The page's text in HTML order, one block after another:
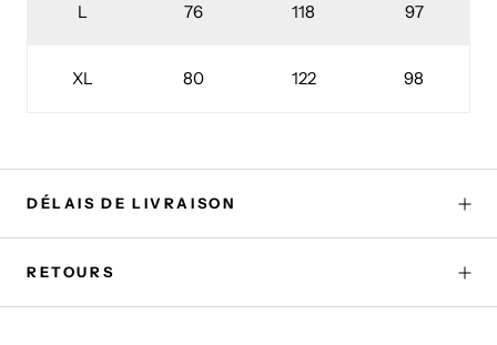
L 76 118 97
XL 80 122 98
DÉLAIS DE LIVRAISON
RETOURS